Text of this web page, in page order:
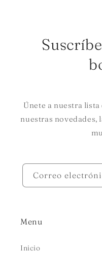
Únete a nuestra
nuestras novedades,
Correo
Menu
Inicio